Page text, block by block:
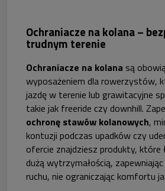
Ochraniacze na kolana –
trudnym terenie
Ochraniacze na kolana są
wyposażeniem dla rowerzystów,
jazdę w terenie lub grawitacyjne
takie jak freeride czy downhill.
ochronę stawów kolanowych,
kontuzji podczas upadków czy
ofercie znajdziesz produkty, które
dużą wytrzymałością,
ruchu, nie ograniczając komfortu